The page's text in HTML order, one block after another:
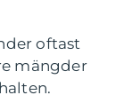
oftast
mängder